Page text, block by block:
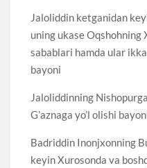
Jaloliddin ketganidan
uning ukase Oqshohning
sabablari hamda ular
bayoni
Jaloliddinning
G’aznaga yo’l olishi
Badriddin Inonjxonning
keyin Xurosonda va